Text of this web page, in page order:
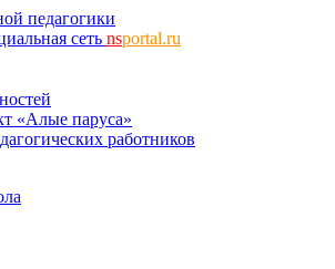
педагогики
сеть nsportal.ru
«Алые паруса»
работников